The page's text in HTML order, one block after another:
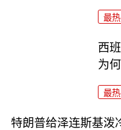
最热
西
为
最热
特朗普给泽连斯基泼